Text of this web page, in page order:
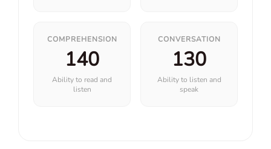
COMPREHENSION
140
Ability to read and
listen
CONVERSATION
130
Ability to listen and
speak